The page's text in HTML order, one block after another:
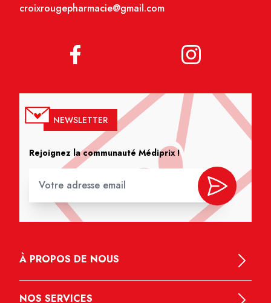
croixrougepharmacie@gmail.com
NEWSLETTER
Rejoignez la communauté Médiprix !
À PROPOS DE NOUS
NOS SERVICES